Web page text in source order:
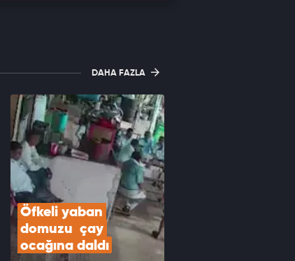
DAHA FAZLA
Öfkeli yaban
domuzu  çay
ocağına daldı